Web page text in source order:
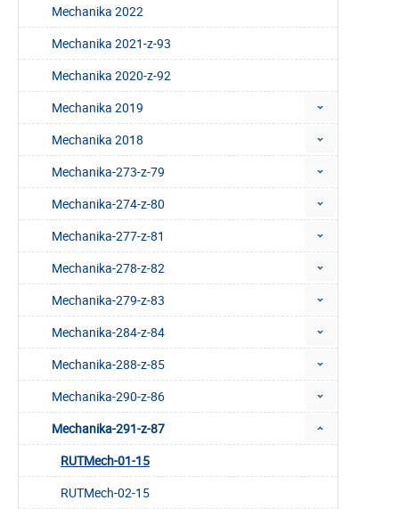
Mechanika 2022
Mechanika 2021-z-93
Mechanika 2020-z-92
Mechanika 2019
Mechanika 2018
Mechanika-273-z-79
Mechanika-274-z-80
Mechanika-277-z-81
Mechanika-278-z-82
Mechanika-279-z-83
Mechanika-284-z-84
Mechanika-288-z-85
Mechanika-290-z-86
Mechanika-291-z-87
RUTMech-01-15
RUTMech-02-15